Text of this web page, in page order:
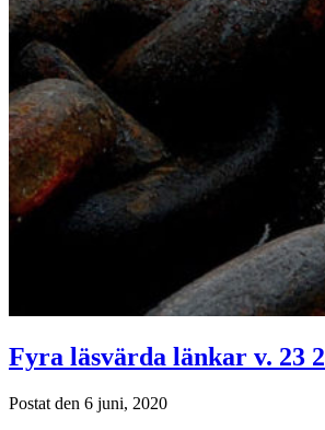
Fyra läsvärda länkar v. 23
Postat den 6 juni, 2020